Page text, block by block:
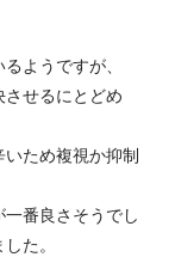
ようですが、
させるにとどめ
ため複視か抑制
番良さそうでし
た。